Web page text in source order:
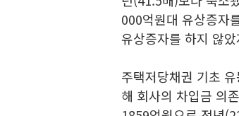
000억원대 유상증자
유상증자를 하지 않
주택저당채권 기초
해 회사의 차입금 의